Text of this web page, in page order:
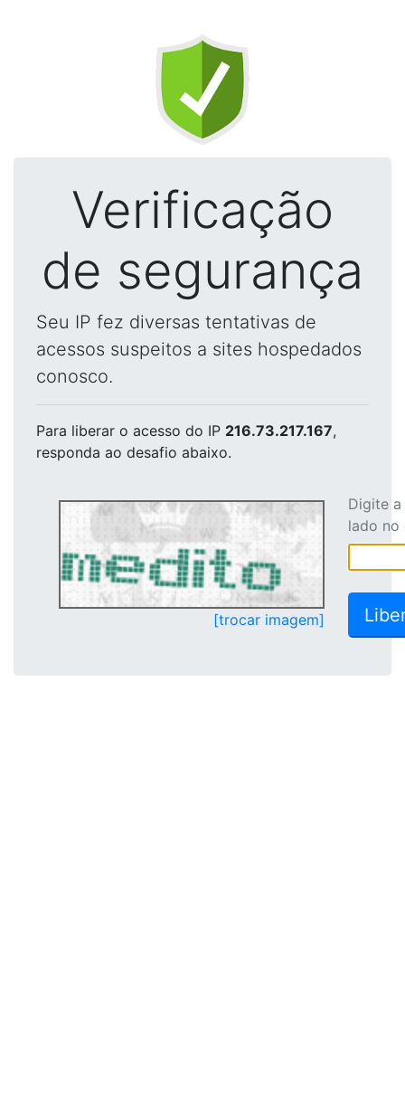
Verificação
de segurança
Seu IP fez diversas tentativas de
acessos suspeitos a sites hospedados
conosco.
Para liberar o acesso do IP 216.73.217.167,
responda ao desafio abaixo.
[trocar imagem]
Digite
lado no